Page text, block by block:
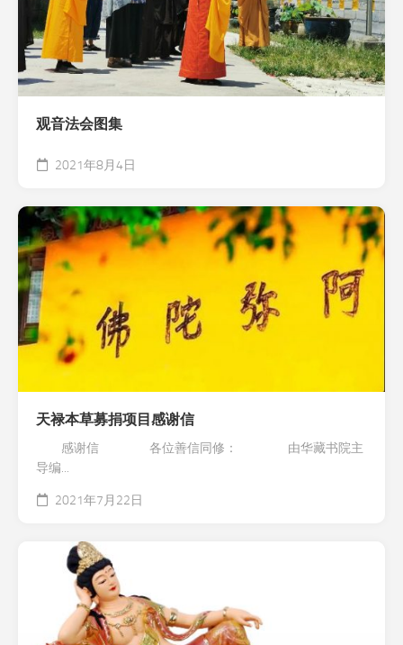
观音法会图集
2021年8月4日
天禄本草募捐项目感谢信
感谢信 各位善信同修： 由华藏书院主
导编...
2021年7月22日